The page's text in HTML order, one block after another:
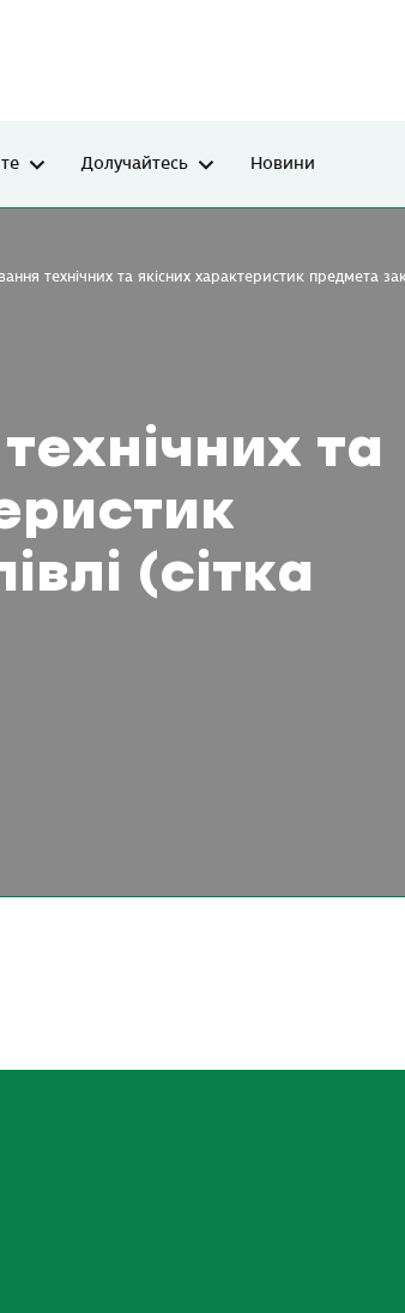
Долучайтесь Новини
та
(сітка
технічних та якісних характеристик предмета